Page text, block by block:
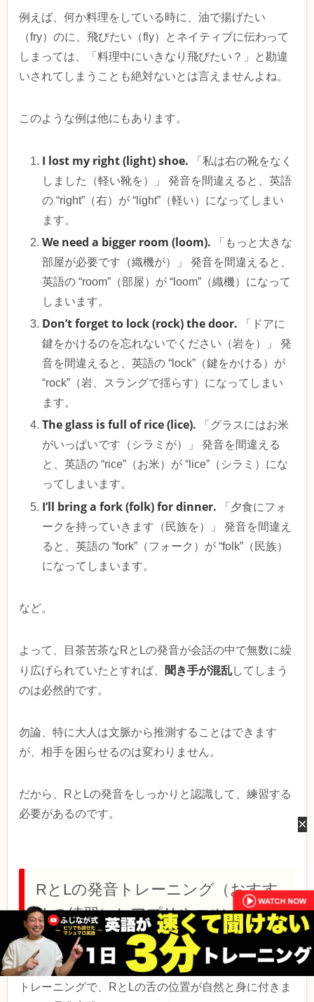
例えば、何か料理をしている時に、油で揚げたい
（fry）のに、飛びたい（fly）とネイティブに伝わって
しまっては、「料理中にいきなり飛びたい？」と勘違
いされてしまうことも絶対ないとは言えませんよね。
このような例は他にもあります。
I lost my right (light) shoe. 「私は右の靴をなく
しました（軽い靴を）」 発音を間違えると、英語
の “right”（右）が “light”（軽い）になってしまい
ます。
We need a bigger room (loom). 「もっと大きな
部屋が必要です（織機が）」 発音を間違えると、
英語の “room”（部屋）が “loom”（織機）になって
しまいます。
Don’t forget to lock (rock) the door. 「ドアに
鍵をかけるのを忘れないでください（岩を）」 発
音を間違えると、英語の “lock”（鍵をかける）が
“rock”（岩、スラングで揺らす）になってしまい
ます。
The glass is full of rice (lice). 「グラスにはお米
がいっぱいです（シラミが）」 発音を間違える
と、英語の “rice”（お米）が “lice”（シラミ）にな
ってしまいます。
I’ll bring a fork (folk) for dinner. 「夕食にフォ
ークを持っていきます（民族を）」 発音を間違え
ると、英語の “fork”（フォーク）が “folk”（民族）
になってしまいます。
など。
よって、目茶苦茶なRとLの発音が会話の中で無数に繰
り広げられていたとすれば、 聞き手が混乱してしまう
のは必然的です。
勿論、特に大人は文脈から推測することはできます
が、相手を困らせるのは変わりません。
だから、RとLの発音をしっかりと認識して、練習する
必要があるのです。
RとLの発音トレーニング（おすす
めの練習）とアプリやコツ
先ず発音のコツを身に付けてから、ここでご紹介する
トレーニングで、RとLの舌の位置が自然と身に付きま
×